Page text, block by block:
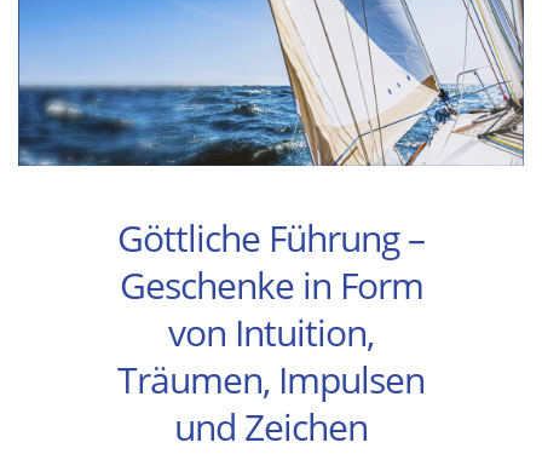
Göttliche Führung –
Geschenke in Form
von Intuition,
Träumen, Impulsen
und Zeichen